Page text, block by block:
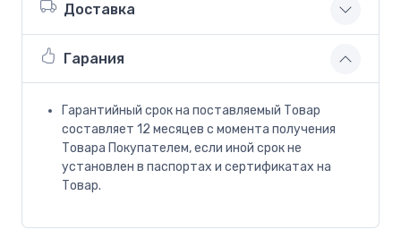
Доставка
Гарания
Гарантийный срок на поставляемый Товар
составляет 12 месяцев с момента получения
Товара Покупателем, если иной срок не
установлен в паспортах и сертификатах на
Товар.